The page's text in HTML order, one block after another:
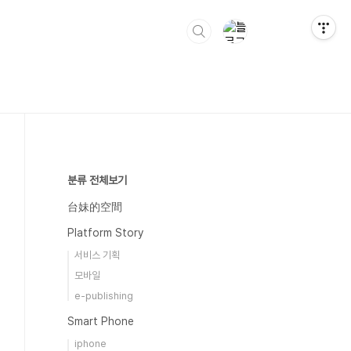
분류 전체보기
台妹的空間
Platform Story
서비스 기획
모바일
e-publishing
Smart Phone
iphone